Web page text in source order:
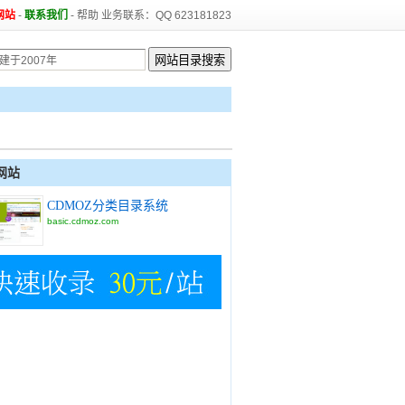
站 - 联系我们 - 帮助 业务联系：QQ 623181823
站
CDMOZ分类目录系统
basic.cdmoz.com